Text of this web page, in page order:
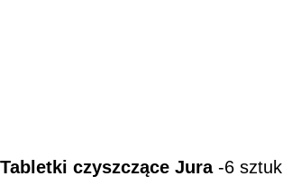
Tabletki czyszczące Jura-6 sztuk